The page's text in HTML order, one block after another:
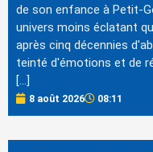
de son enfance à Petit-
univers moins éclatant
après cinq décennies
teinté d'émotions et de
[…]
8 août 2026 08:11